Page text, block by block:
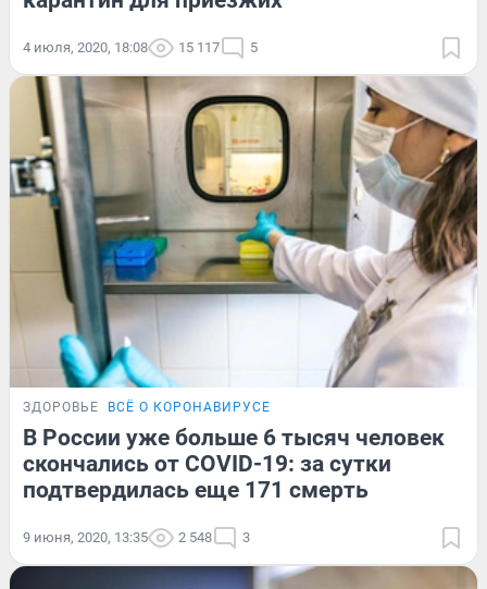
4 июля, 2020, 18:08 15 117 5
ЗДОРОВЬЕ ВСЁ О КОРОНАВИРУСЕ
В России уже больше 6 тысяч человек
скончались от COVID-19: за сутки
подтвердилась еще 171 смерть
9 июня, 2020, 13:35 2 548 3